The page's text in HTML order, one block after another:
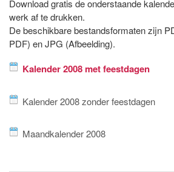
Download gratis de onderstaande
werk af te drukken.
De beschikbare bestandsformaten zijn
PDF) en JPG (Afbeelding).
Kalender 2008 met feestdagen
Kalender 2008 zonder feestdagen
Maandkalender 2008